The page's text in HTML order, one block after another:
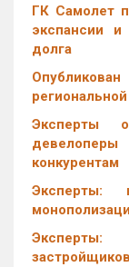
ГК Самолет
экспансии и
долга
Эксперты
конкурентам
Эксперты:
Эксперты: